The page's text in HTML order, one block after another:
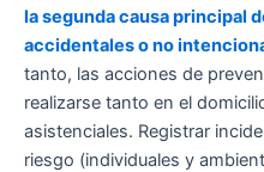
la segunda causa principal
accidentales o no
tanto, las acciones de
realizarse tanto en el
asistenciales. Registrar
riesgo (individuales y